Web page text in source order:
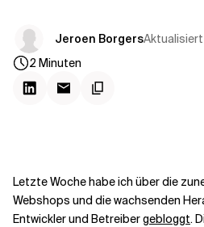
Jeroen BorgersAktualisiert
2 Minuten
Letzte Woche habe ich über die
Webshops und die wachsenden
Entwickler und Betreibergebloggt.